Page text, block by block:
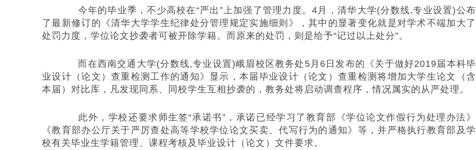
今年的毕业季，不少高校在“严出”上加强了管理力度。4月，清华大学(分数线,专业设置)公布
了最新修订的《清华大学学生纪律处分管理规定实施细则》，其中的显著变化就是对学术不端加大了
处罚力度，学位论文抄袭者可被开除学籍。而原来的处罚，则是给予“记过以上处分”。
而在西南交通大学(分数线,专业设置)峨眉校区教务处5月6日发布的《关于做好2019届本科毕
业设计（论文）查重检测工作的通知》显示，本届毕业设计（论文）查重检测将增加大学生论文（含
本届）对比库，凡发现同系、同校学生互相抄袭的，教务处将启动调查程序，情况属实的从严处理。
此外，学校还要求师生签“承诺书”，承诺已经学习了教育部《学位论文作假行为处理办法》
《教育部办公厅关于严厉查处高等学校学位论文买卖、代写行为的通知》等，并严格执行教育部及学
校有关毕业生学籍管理、课程考核及毕业设计（论文）文件要求。